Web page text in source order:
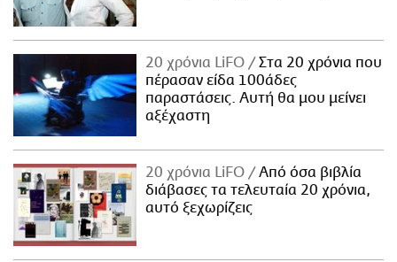
20 χρόνια LiFO
Στα 20 χρόνια που
πέρασαν είδα 100άδες
παραστάσεις. Αυτή θα μου μείνει
αξέχαστη
20 χρόνια LiFO
Από όσα βιβλία
διάβασες τα τελευταία 20 χρόνια,
αυτό ξεχωρίζεις